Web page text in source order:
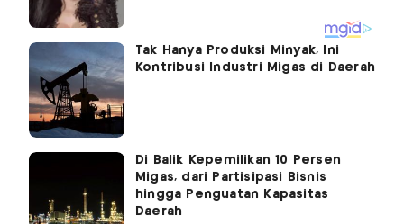
Tak Hanya Produksi Minyak, Ini
Kontribusi Industri Migas di Daerah
Di Balik Kepemilikan 10 Persen
Migas, dari Partisipasi Bisnis
hingga Penguatan Kapasitas
Daerah